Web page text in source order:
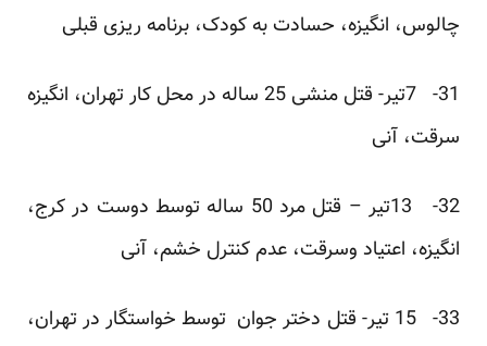
چالوس، انگیزه، حسادت به کودک، برنامه ریزی قبلی
31- 7تیر- قتل منشی 25 ساله در محل کار تهران، انگیزه
سرقت، آنی
32- 13تیر – قتل مرد 50 ساله توسط دوست در کرج،
انگیزه، اعتیاد وسرقت، عدم کنترل خشم، آنی
33- 15 تیر- قتل دختر جوان توسط خواستگار در تهران،